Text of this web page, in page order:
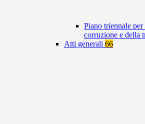
Piano triennale
corruzione e della
Atti generali 66